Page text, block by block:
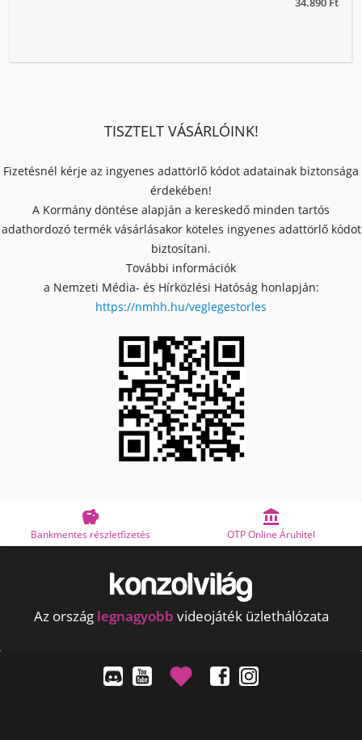
TISZTELT VÁSÁRLÓINK!
Fizetésnél kérje az ingyenes adattörlő kódot adatainak biztonsága
érdekében!
A Kormány döntése alapján a kereskedő minden tartós
adathordozó termék vásárlásakor köteles ingyenes adattörlő kódot
biztosítani.
További információk
a Nemzeti Média- és Hírközlési Hatóság honlapján:
https://nmhh.hu/veglegestorles
részletfizetés OTP Online Áruhitel
Az ország legnagyobb videojáték üzlethálózata